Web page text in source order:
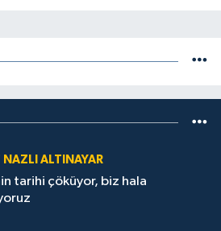
NAZLI ALTINAYAR
tarihi çöküyor, biz hala